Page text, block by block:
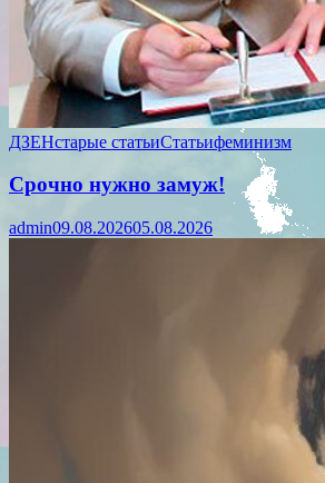
ДЗЕНстарые статьиСтатьифеминизм
Срочно нужно замуж!
admin09.08.202605.08.2026